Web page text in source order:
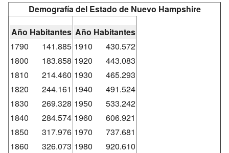
Demografía del Estado de Nuevo Hampshire
Año Habitantes
1790
141.885
1800
183.858
1810
214.460
1820
244.161
1830
269.328
1840
284.574
1850
317.976
1860
326.073
Año Habitantes
1910
430.572
1920
443.083
1930
465.293
1940
491.524
1950
533.242
1960
606.921
1970
737.681
1980
920.610